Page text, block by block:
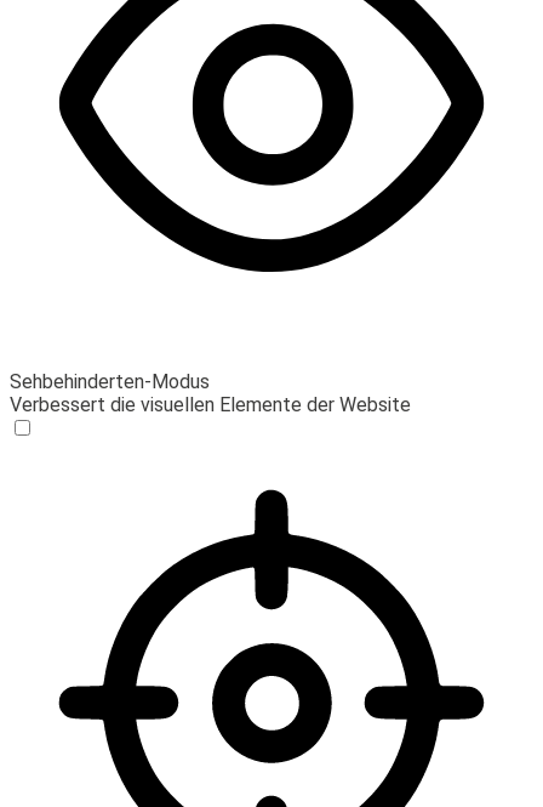
Sehbehinderten-Modus
Verbessert die visuellen Elemente der Website